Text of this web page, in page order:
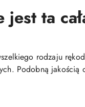
ta
rodzaju
Podobną